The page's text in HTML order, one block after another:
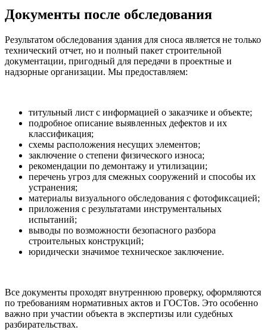
Документы после обследования
Результатом обследования здания для сноса является не только
технический отчет, но и полный пакет строительной
документации, пригодный для передачи в проектные и
надзорные организации. Мы предоставляем:
титульный лист с информацией о заказчике и объекте;
подробное описание выявленных дефектов и их
классификация;
схемы расположения несущих элементов;
заключение о степени физического износа;
рекомендации по демонтажу и утилизации;
перечень угроз для смежных сооружений и способы их
устранения;
материалы визуального обследования с фотофиксацией;
приложения с результатами инструментальных
испытаний;
выводы по возможности безопасного разбора
строительных конструкций;
юридически значимое техническое заключение.
Все документы проходят внутреннюю проверку, оформляются
по требованиям нормативных актов и ГОСТов. Это особенно
важно при участии объекта в экспертизы или судебных
разбирательствах.